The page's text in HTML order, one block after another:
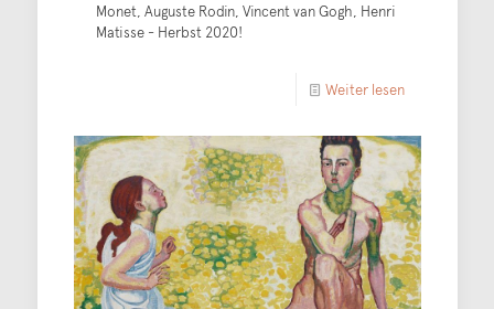
Monet, Auguste Rodin, Vincent van Gogh, Henri
Matisse - Herbst 2020!
Weiter lesen